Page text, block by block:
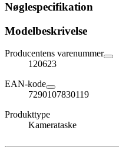
Nøglespecifikation
Modelbeskrivelse
Producentens varenummer
120623
EAN-kode
7290107830119
Produkttype
Kamerataske